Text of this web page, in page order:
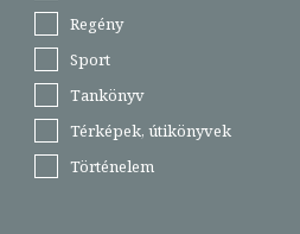
Regény
Sport
Tankönyv
Térképek, útikönyvek
Történelem